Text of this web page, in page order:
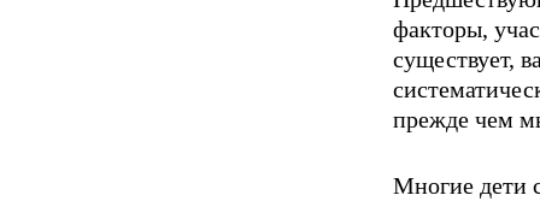
факторы,
существует,
прежде чем
Многие дети